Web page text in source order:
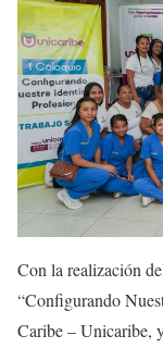
Con la realización
“Configurando
Caribe – Unicaribe,